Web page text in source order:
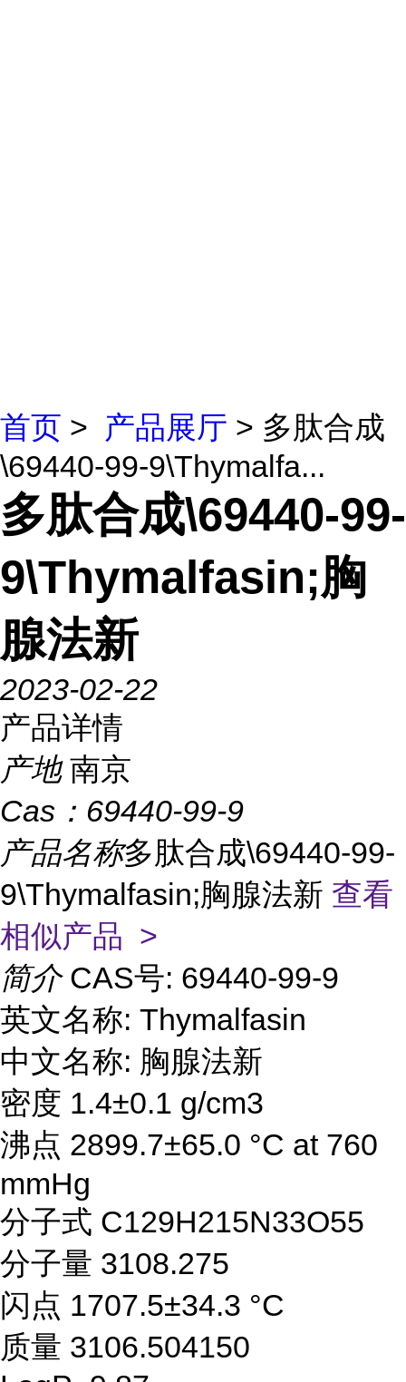
首页 > 产品展厅 > 多肽合成
\69440-99-9\Thymalfa...
多肽合成\69440-99-
9\Thymalfasin;胸
腺法新
2023-02-22
产品详情
产地 南京
Cas： 69440-99-9
产品名称多肽合成\69440-99-
9\Thymalfasin;胸腺法新 查看
相似产品 >
简介 CAS号: 69440-99-9
英文名称: Thymalfasin
中文名称: 胸腺法新
密度 1.4±0.1 g/cm3
沸点 2899.7±65.0 °C at 760
mmHg
分子式 C129H215N33O55
分子量 3108.275
闪点 1707.5±34.3 °C
质量 3106.504150